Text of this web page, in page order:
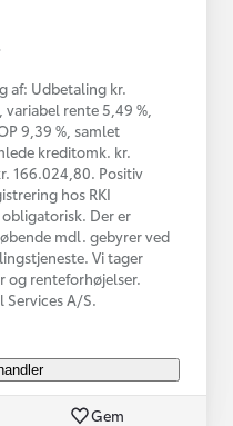
af: Udbetaling kr.
rente 5,49 %,
9,39 %, samlet
kreditomk. kr.
166.024,80. Positiv
hos RKI
Der er
mdl. gebyrer ved
Vi tager
renteforhøjelser.
A/S.
Gem